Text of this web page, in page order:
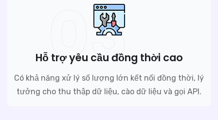
03
Hỗ trợ yêu cầu đồng thời cao
Có khả năng xử lý số lượng lớn kết nối đồng thời, lý
tưởng cho thu thập dữ liệu, cào dữ liệu và gọi API.